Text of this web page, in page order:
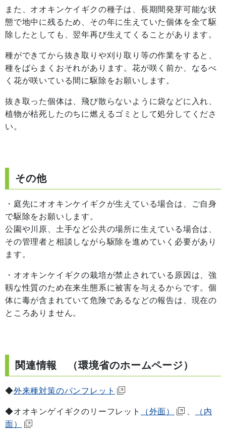
また、オオキンケイギクの種子は、長期間発芽可能な状
態で地中に残るため、その年に生えていた個体を全て駆
除したとしても、翌年再び生えてくることがあります。
種ができてから抜き取りや刈り取り等の作業をすると、
種をばらまくおそれがあります。花が咲く前か、なるべ
く花が咲いている間に駆除をお願いします。
抜き取った個体は、飛び散らないように袋などに入れ、
植物が枯死したのちに燃えるゴミとして処分してくださ
い。
その他
・庭先にオオキンケイギクが生えている場合は、ご自身
で駆除をお願いします。
公園や川原、土手など公共の場所に生えている場合は、
その管理者と相談しながら駆除を進めていく必要があり
ます。
・オオキンケイギクの栽培が禁止されている原因は、強
靱な性質のため在来生態系に被害を与えるからです。個
体に毒が含まれていて危険であるなどの報告は、現在の
ところありません。
関連情報 （環境省のホームページ）
◆外来種対策のパンフレット
◆オオキンゲイギクのリーフレット （外面）
（内
面）